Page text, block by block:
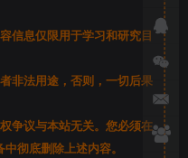
信息仅限用于学习和研究目
非法用途，否则，一切后果
争议与本站无关。您必须在
彻底删除上述内容。